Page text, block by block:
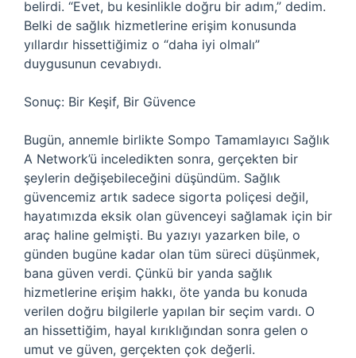
belirdi. “Evet, bu kesinlikle doğru bir adım,” dedim.
Belki de sağlık hizmetlerine erişim konusunda
yıllardır hissettiğimiz o “daha iyi olmalı”
duygusunun cevabıydı.
Sonuç: Bir Keşif, Bir Güvence
Bugün, annemle birlikte Sompo Tamamlayıcı Sağlık
A Network’ü inceledikten sonra, gerçekten bir
şeylerin değişebileceğini düşündüm. Sağlık
güvencemiz artık sadece sigorta poliçesi değil,
hayatımızda eksik olan güvenceyi sağlamak için bir
araç haline gelmişti. Bu yazıyı yazarken bile, o
günden bugüne kadar olan tüm süreci düşünmek,
bana güven verdi. Çünkü bir yanda sağlık
hizmetlerine erişim hakkı, öte yanda bu konuda
verilen doğru bilgilerle yapılan bir seçim vardı. O
an hissettiğim, hayal kırıklığından sonra gelen o
umut ve güven, gerçekten çok değerli.